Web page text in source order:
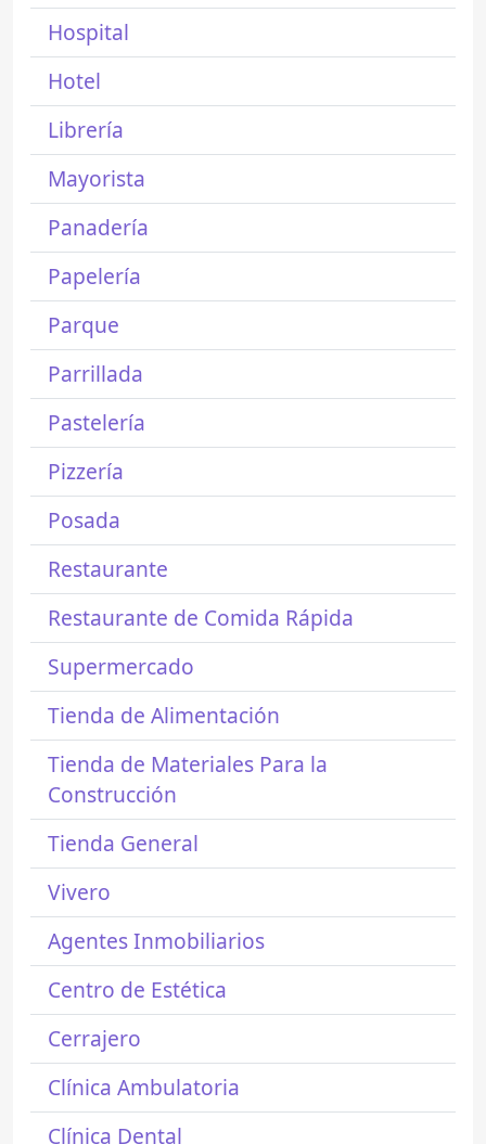
Hospital
Hotel
Librería
Mayorista
Panadería
Papelería
Parque
Parrillada
Pastelería
Pizzería
Posada
Restaurante
Restaurante de Comida Rápida
Supermercado
Tienda de Alimentación
Tienda de Materiales Para la
Construcción
Tienda General
Vivero
Agentes Inmobiliarios
Centro de Estética
Cerrajero
Clínica Ambulatoria
Clínica Dental